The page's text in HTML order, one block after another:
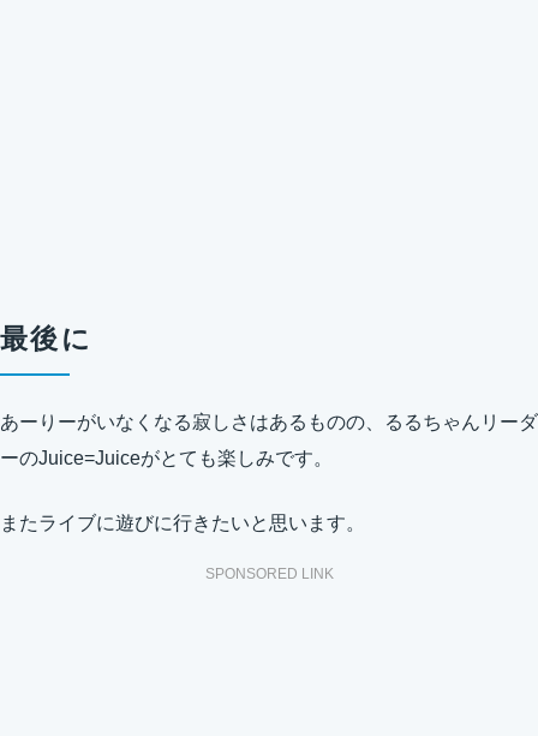
最後に
あーりーがいなくなる寂しさはあるものの、るるちゃんリーダ
ーのJuice=Juiceがとても楽しみです。
またライブに遊びに行きたいと思います。
SPONSORED LINK